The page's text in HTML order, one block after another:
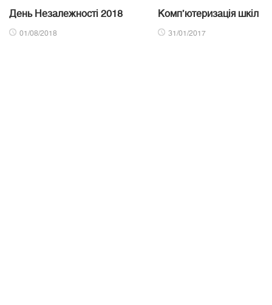
День Незалежності 2018
01/08/2018
Комп’ютеризація шкіл
31/01/2017